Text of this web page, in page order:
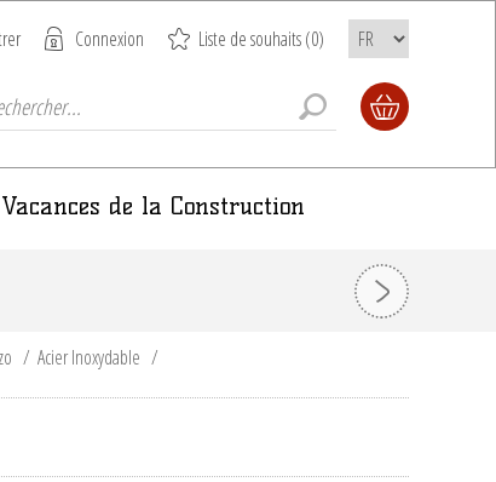
Connexion Liste de souhaits(0)
Vacances de la Construction
/ Acier Inoxydable /